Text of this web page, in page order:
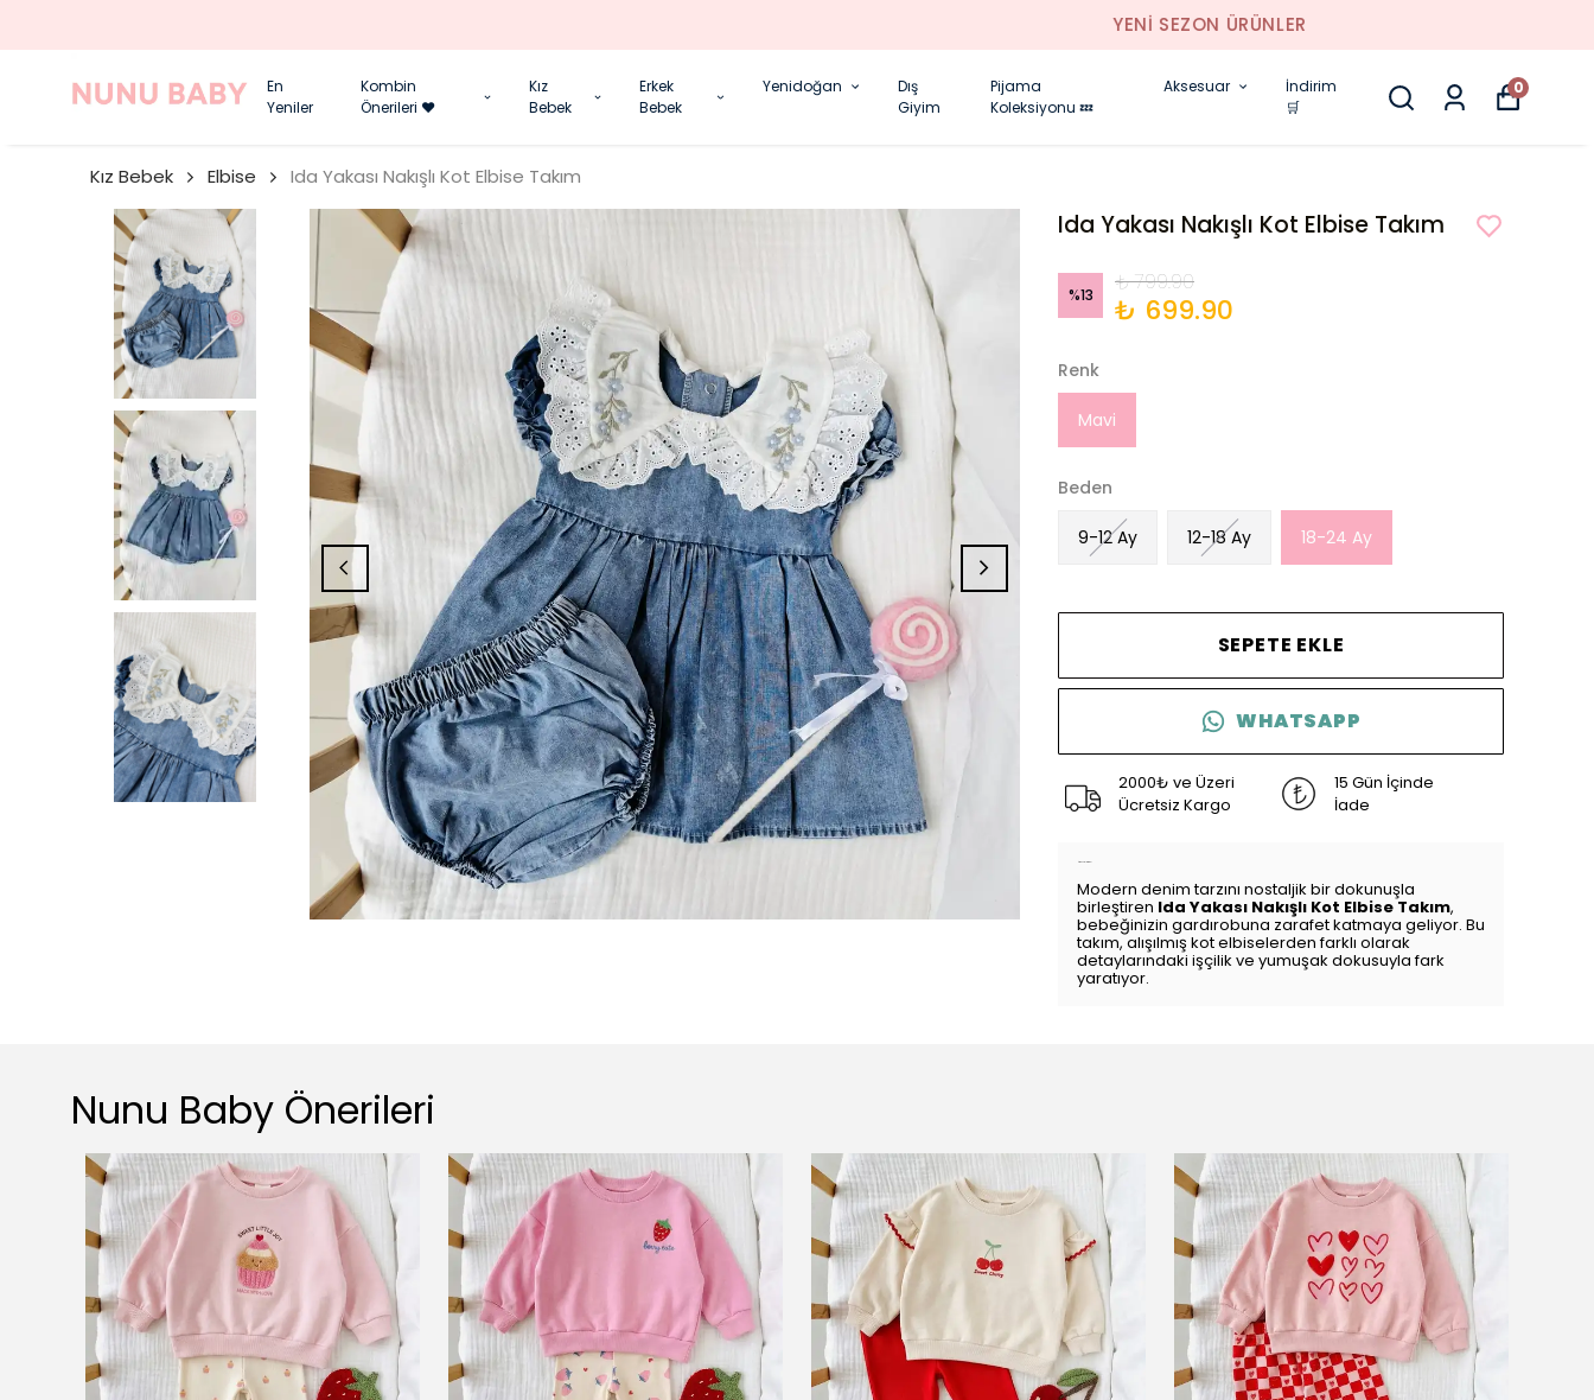
En
Yeniler
Kombin
Önerileri ❤️
Kız
Bebek
Erkek
Bebek
Yenidoğan
Dış
Giyim
Pijama
Koleksiyonu 💤
Aksesuar
İndirim
🛒
0
Kız Bebek Elbise Ida Yakası Nakışlı Kot Elbise Takım
Ida Yakası Nakışlı Kot Elbise Takım
%13 ₺ 799.90
₺ 699.90
Renk
Mavi
Beden
9-12 Ay 12-18 Ay 18-24 Ay
SEPETE EKLE
WHATSAPP
2000₺ ve Üzeri
Ücretsiz Kargo
15 Gün İçinde
İade
Modern denim tarzını nostaljik bir dokunuşla
birleştiren Ida Yakası Nakışlı Kot Elbise Takım,
bebeğinizin gardırobuna zarafet katmaya geliyor. Bu
takım, alışılmış kot elbiselerden farklı olarak
detaylarındaki işçilik ve yumuşak dokusuyla fark
yaratıyor.
Nunu Baby Önerileri